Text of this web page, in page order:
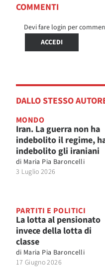
COMMENTI
Devi fare login per
ACCEDI
DALLO STESSO
MONDO
Iran. La guerra non ha
indebolito il regime,
indebolito gli iraniani
di Maria Pia Baroncelli
3 Luglio 2026
PARTITI E POLITICI
La lotta al pensionato
invece della lotta di
classe
di Maria Pia Baroncelli
17 Giugno 2026